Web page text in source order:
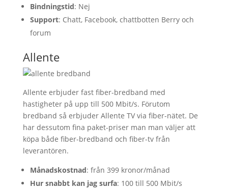
Bindningstid: Nej
Support: Chatt, Facebook, chattbotten Berry och
forum
Allente
Allente erbjuder fast fiber-bredband med
hastigheter på upp till 500 Mbit/s. Förutom
bredband så erbjuder Allente TV via fiber-nätet. De
har dessutom fina paket-priser man man väljer att
köpa både fiber-bredband och fiber-tv från
leverantören.
Månadskostnad: från 399 kronor/månad
Hur snabbt kan jag surfa: 100 till 500 Mbit/s